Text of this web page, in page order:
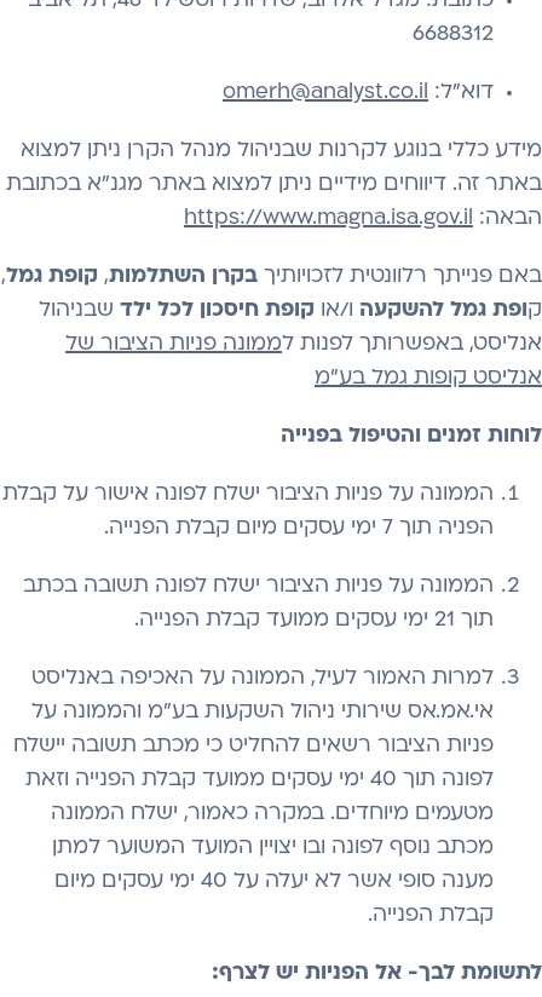
6688312
דוא"ל: omerh@analyst.co.il
מידע כללי בנוגע לקרנות שבניהול מנהל הקרן ניתן למצוא
באתר זה. דיווחים מידיים ניתן למצוא באתר מגנ"א בכתובת
הבאה:
https://www.magna.isa.gov.il
באם פנייתך רלוונטית לזכויותיך בקרן השתלמות, קופת גמל,
ק ופת גמל להשקעה ו/או קופת חיסכון לכל ילד שבניהול
אנליסט, באפשרותך לפנות לממונה פניות הציבור של
אנליסט קופות גמל בע"מ
לוחות זמנים והטיפול בפנייה
הממונה על פניות הציבור ישלח לפונה אישור על קבלת
הפניה תוך 7 ימי עסקים מיום קבלת הפנייה.
הממונה על פניות הציבור ישלח לפונה תשובה בכתב
תוך 21 ימי עסקים ממועד קבלת הפנייה.
למרות האמור לעיל, הממונה על האכיפה באנליסט
אי.אמ.אס שירותי ניהול השקעות בע"מ והממונה על
פניות הציבור רשאים להחליט כי מכתב תשובה יישלח
לפונה תוך 40 ימי עסקים ממועד קבלת הפנייה וזאת
מטעמים מיוחדים. במקרה כאמור, ישלח הממונה
מכתב נוסף לפונה ובו יצויין המועד המשוער למתן
מענה סופי אשר לא יעלה על 40 ימי עסקים מיום
קבלת הפנייה.
לתשומת לבך- אל הפניות יש לצרף: